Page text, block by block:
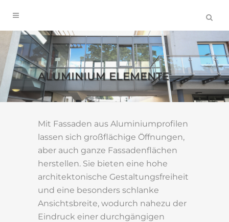
ALUMINIUM ELEMENTE
Mit Fassaden aus Aluminiumprofilen
lassen sich großflächige Öffnungen,
aber auch ganze Fassadenflächen
herstellen. Sie bieten eine hohe
architektonische Gestaltungsfreiheit
und eine besonders schlanke
Ansichtsbreite, wodurch nahezu der
Eindruck einer durchgängigen